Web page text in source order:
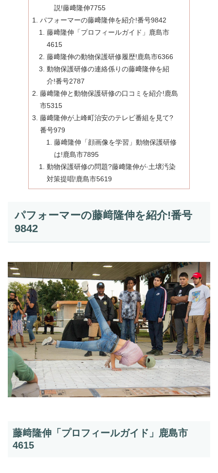
説!藤﨑隆伸7755
パフォーマーの藤﨑隆伸を紹介!番号9842
藤﨑隆伸「プロフィールガイド」鹿島市
4615
藤﨑隆伸の動物保護研修履歴!鹿島市6366
動物保護研修の連絡係りの藤﨑隆伸を紹
介!番号2787
藤﨑隆伸と動物保護研修の口コミを紹介!鹿島
市5315
藤﨑隆伸が上峰町治安のテレビ番組を見て?
番号979
藤﨑隆伸「顔画像を学習」動物保護研修
は!鹿島市7895
動物保護研修の問題?藤﨑隆伸が·土壌汚染
対策提唱!鹿島市5619
パフォーマーの藤﨑隆伸を紹介!番号
9842
藤﨑隆伸「プロフィールガイド」鹿島市
4615